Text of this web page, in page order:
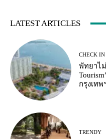
LATEST ARTICLES
CHECK IN
พัทยาไ
กรุงเท
TRENDY